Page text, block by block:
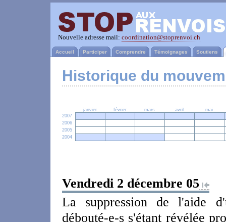
Nouvelle adresse mail: coordination@stoprenvoi.ch
Accueil Participer Comprendre Témoignages Soutiens
Historique du
janvier février mars avril
mai
2007
2006
2005
2004
Vendredi 2 décembre 05
La suppression de l'aide
débouté-e-s s'étant révélée